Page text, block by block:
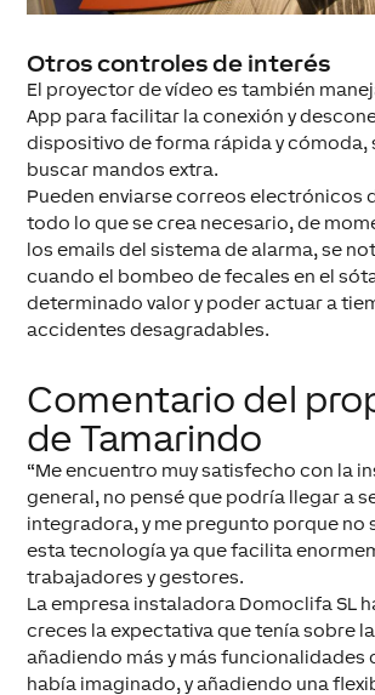
Otros controles de interés
El proyector de vídeo es también
App para facilitar la conexión y
dispositivo de forma rápida y cómoda,
buscar mandos extra.
Pueden enviarse correos electrónicos
todo lo que se crea necesario, de
los emails del sistema de alarma, se
cuando el bombeo de fecales en el
determinado valor y poder actuar a
accidentes desagradables.
Comentario del
de Tamarindo
“Me encuentro muy satisfecho con la
general, no pensé que podría llegar a
integradora, y me pregunto porque no
esta tecnología ya que facilita
trabajadores y gestores.
La empresa instaladora Domoclifa SL
creces la expectativa que tenía sobre
añadiendo más y más funcionalidades
había imaginado, y añadiendo una